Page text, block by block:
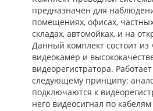
предназначен для
помещениях, офисах,
складах, автомойках, и на
Данный комплект состоит
видеокамер и
видеорегистратора.
следующему принципу:
подключаются к
него видеосигнал по